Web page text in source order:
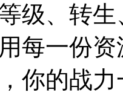
级、转
每一份
你的战